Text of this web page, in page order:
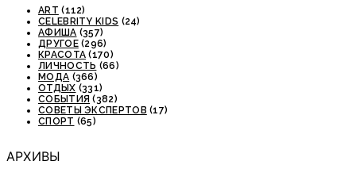
ART (112)
CELEBRITY KIDS (24)
АФИША (357)
ДРУГОЕ(296)
КРАСОТА (170)
ЛИЧНОСТЬ (66)
МОДА (366)
ОТДЫХ (331)
СОБЫТИЯ (382)
СОВЕТЫ ЭКСПЕРТОВ (17)
СПОРТ (65)
АРХИВЫ